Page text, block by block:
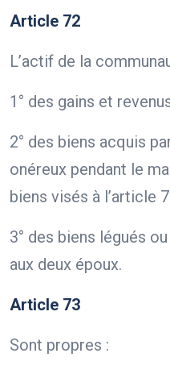
Article 72
L’actif de la
1° des gains et
2° des biens acquis
onéreux pendant le
biens visés à l’article
3° des biens légués
aux deux époux.
Article 73
Sont propres :